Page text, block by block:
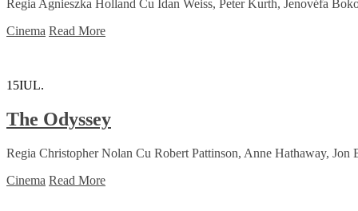
Regia Agnieszka Holland Cu Idan Weiss, Peter Kurth, Jenovéfa
Cinema Read More
15IUL.
The Odyssey
Regia Christopher Nolan Cu Robert Pattinson, Anne Hathaway,
Cinema Read More